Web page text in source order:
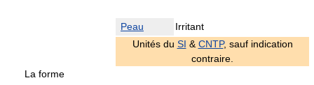
Peau
Irritant
Unités du SI & CNTP, sauf indication
contraire.
La forme